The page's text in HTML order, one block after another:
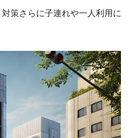
策さらに子連れや一人利用に